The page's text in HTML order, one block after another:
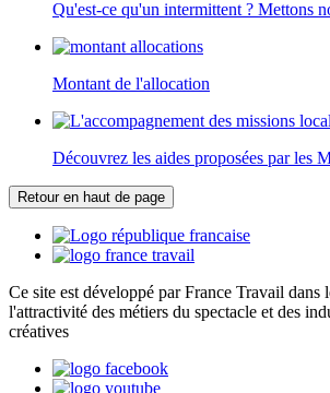
Qu'est-ce qu'un intermittent ? Mettons
Montant de l'allocation
Découvrez les aides proposées par les
Retour en haut de page
Ce site est développé par France Travail dans
l'attractivité des métiers du spectacle et des
créatives